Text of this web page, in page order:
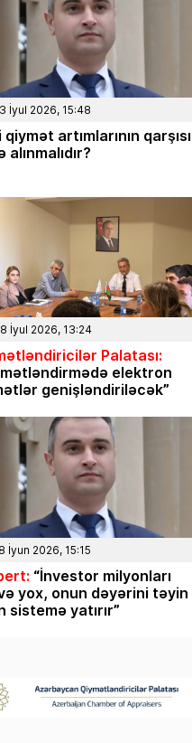
İyul 2026, 15:48
qiymət artımlarının qarşısı
alınmalıdır?
İyul 2026, 13:24
Palatası:
elektron
genişləndiriləcək”
İyun 2026, 15:15
“İnvestor milyonları
yox, onun dəyərini təyin
sistemə yatırır”